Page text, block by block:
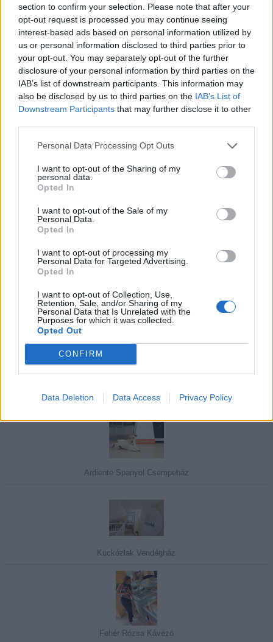
section to confirm your selection. Please note that after your
opt-out request is processed you may continue seeing
interest-based ads based on personal information utilized by
us or personal information disclosed to third parties prior to
your opt-out. You may separately opt-out of the further
disclosure of your personal information by third parties on the
IAB’s list of downstream participants. This information may
also be disclosed by us to third parties on the IAB’s List of
Downstream Participants that may further disclose it to other
Personal Data Processing Opt Outs
I want to opt-out of the Sharing of my
personal data.
Opted In
I want to opt-out of the Sale of my
Personal Data.
Opted In
I want to opt-out of processing my
Personal Data for Targeted Advertising.
Opted In
I want to opt-out of Collection, Use,
Retention, Sale, and/or Sharing of my
Personal Data that Is Unrelated with the
Purposes for which it was collected.
Opted Out
CONFIRM
Data Deletion Data Access Privacy Policy
Minősítés
Hogyan lehet minősített
kutyabarát helyed?
Megismerem
Javasolj egy kutyabarát helyet!
Ardiente Spanyol Csempeház
Kuckózlak Vendégház
Fehér Rózsa Kávézó